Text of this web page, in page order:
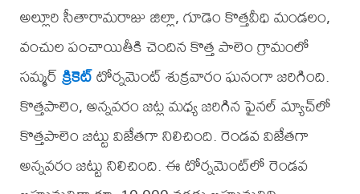
అల్లూరి సీతారామరాజు జిల్లా, గూడెం కొత్తవీధి మండలం,
వంచుల పంచాయితీకి చెందిన కొత్త పాలెం గ్రామంలో
సమ్మర్క్రికెట్టోర్నమెంట్ శుక్రవారం ఘనంగా జరిగింది.
కొత్తపాలెం, అన్నవరం జట్ల మధ్య జరిగిన ఫైనల్ మ్యాచ్‌లో
కొత్తపాలెం జట్టు విజేతగా నిలిచింది. రెండవ విజేతగా
అన్నవరం జట్టు నిలిచింది. ఈ టోర్నమెంట్‌లో రెండవ